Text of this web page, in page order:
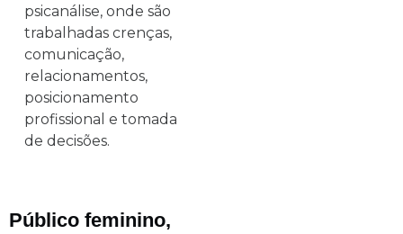
psicanálise, onde são
trabalhadas crenças,
comunicação,
relacionamentos,
posicionamento
profissional e tomada
de decisões.
Público feminino,